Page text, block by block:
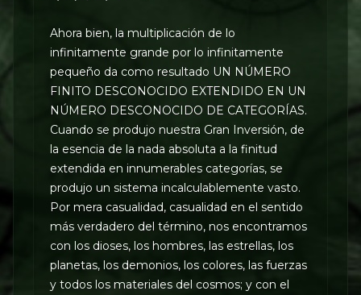
Ahora bien, la multiplicación de lo
infinitamente grande por lo infinitamente
pequeño da como resultado UN NÚMERO
FINITO DESCONOCIDO EXTENDIDO EN UN
NÚMERO DESCONOCIDO DE CATEGORÍAS.
Cuando se produjo nuestra Gran Inversión, de
la esencia de la nada absoluta a la finitud
extendida en innumerables categorías, se
produjo un sistema incalculablemente vasto.
Por mera casualidad, casualidad en el sentido
más verdadero del término, nos encontramos
con los dioses, los hombres, las estrellas, los
planetas, los demonios, los colores, las fuerzas
y todos los materiales del cosmos; y con el